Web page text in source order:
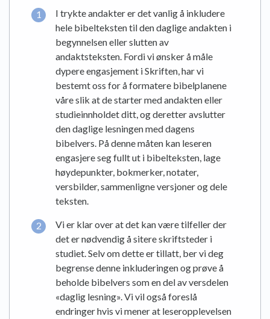
I trykte andakter er det vanlig å inkludere
hele bibelteksten til den daglige andakten i
begynnelsen eller slutten av
andaktsteksten. Fordi vi ønsker å måle
dypere engasjement i Skriften, har vi
bestemt oss for å formatere bibelplanene
våre slik at de starter med andakten eller
studieinnholdet ditt, og deretter avslutter
den daglige lesningen med dagens
bibelvers. På denne måten kan leseren
engasjere seg fullt ut i bibelteksten, lage
høydepunkter, bokmerker, notater,
versbilder, sammenligne versjoner og dele
teksten.
Vi er klar over at det kan være tilfeller der
det er nødvendig å sitere skriftsteder i
studiet. Selv om dette er tillatt, ber vi deg
begrense denne inkluderingen og prøve å
beholde bibelvers som en del av versdelen
«daglig lesning». Vi vil også foreslå
endringer hvis vi mener at leseropplevelsen